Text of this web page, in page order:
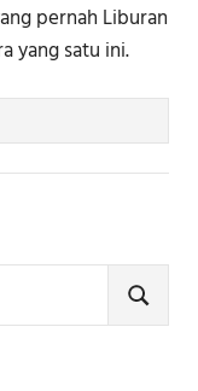
pernah Liburan
yang satu ini.
SEARCH